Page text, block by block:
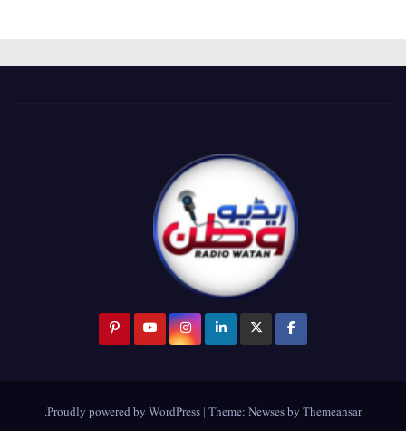
Proudly powered by WordPress |Theme:NewsesbyThemeansar
.